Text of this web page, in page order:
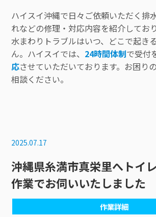
ハイスイ沖縄で日々ご依頼いただく排
れなどの修理・対応内容を紹介しており
水まわりトラブルはいつ、どこで起き
ん。ハイスイでは、 24時間体制で受付
応させていただいております。お困り
相談ください。
2025.07.17
沖縄県糸満市真栄里へトイ
作業でお伺いいたしました
作業詳細